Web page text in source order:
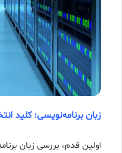
زبان برنامه‌نویسی: کلید
اولین قدم، بررسی زبان